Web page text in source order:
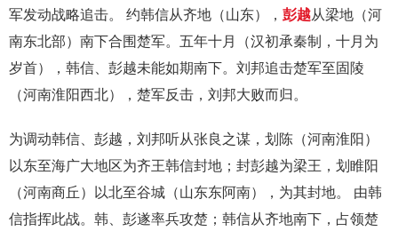
军发动战略追击。 约韩信从齐地（山东）， 彭越从梁地（河
南东北部）南下合围楚军。五年十月（汉初承秦制，十月为
岁首），韩信、彭越未能如期南下。刘邦追击楚军至固陵
（河南淮阳西北），楚军反击，刘邦大败而归。
为调动韩信、彭越，刘邦听从张良之谋，划陈（河南淮阳）
以东至海广大地区为齐王韩信封地；封彭越为梁王，划睢阳
（河南商丘）以北至谷城（山东东阿南），为其封地。 由韩
信指挥此战。韩、彭遂率兵攻楚；韩信从齐地南下，占领楚